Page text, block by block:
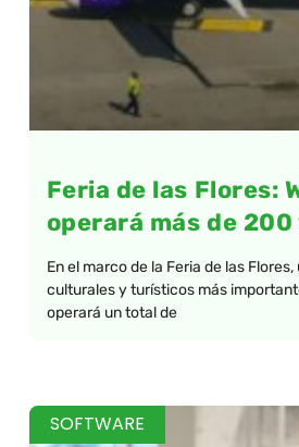
Feria de las Flores:
operará más de 200
En el marco de la Feria de las
culturales y turísticos más
operará un total de
SOFTWARE